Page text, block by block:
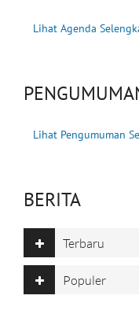
Lihat Agenda
Lihat Pengumuman
BERITA
Terbaru
Populer